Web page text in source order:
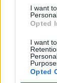
I want
Opted
I want
Opted
tikrai
labai